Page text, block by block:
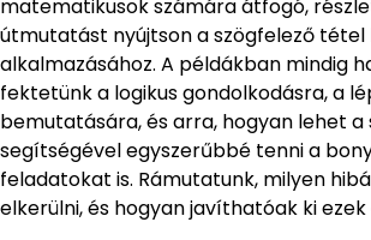
matematikusok számára átfogó,
útmutatást nyújtson a szögfelező tétel
alkalmazásához. A példákban mindig
fektetünk a logikus gondolkodásra, a
bemutatására, és arra, hogyan lehet
segítségével egyszerűbbé tenni a
feladatokat is. Rámutatunk, milyen
elkerülni, és hogyan javíthatóak ki